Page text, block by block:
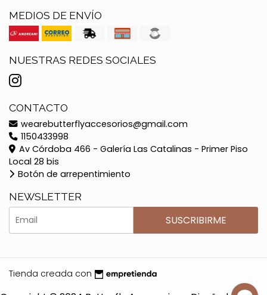
MEDIOS DE ENVÍO
NUESTRAS REDES SOCIALES
CONTACTO
wearebutterflyaccesorios@gmail.com
1150433998
Av Córdoba 466 - Galería Las Catalinas - Primer Piso
Local 28 bis
Botón de arrepentimiento
NEWSLETTER
SUSCRIBIRME
Tienda creada con